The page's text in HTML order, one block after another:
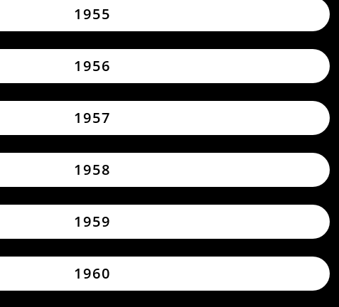
1955
1956
1957
1958
1959
1960